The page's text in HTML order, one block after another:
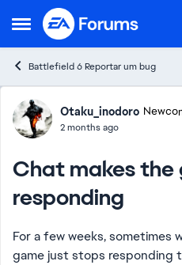
Open Side Menu
Skip to content
Battlefield 6 Reportar um bug
ForumOtaku_inodoro
2 months ago
Chat makes the
responding
For a few weeks,
game just stops responding